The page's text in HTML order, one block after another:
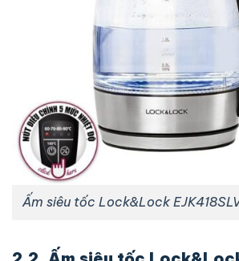
Ấm siêu tốc Lock&Lock